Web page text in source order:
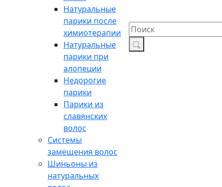
Натуральные
парики после
химиотерапии
Натуральные
парики при
алопеции
Недорогие
парики
Парики из
славянских
волос
Системы
замещения волос
Шиньоны из
натуральных